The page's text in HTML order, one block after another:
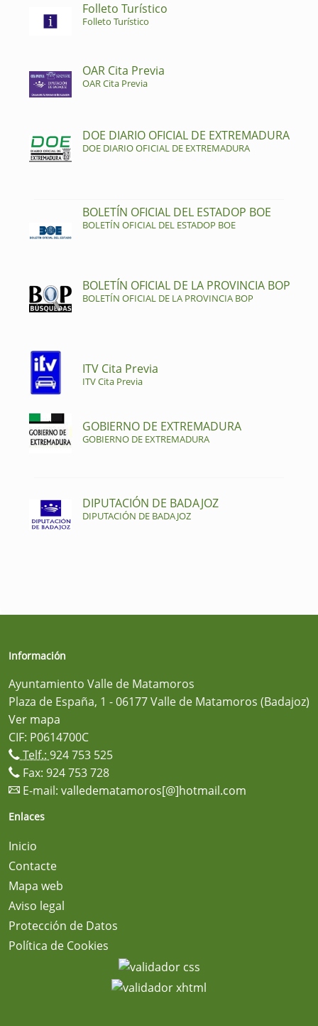
Folleto Turístico
Folleto Turístico
OAR Cita Previa
OAR Cita Previa
DOE DIARIO OFICIAL DE EXTREMADURA
DOE DIARIO OFICIAL DE EXTREMADURA
BOLETÍN OFICIAL DEL ESTADOP BOE
BOLETÍN OFICIAL DEL ESTADOP BOE
BOLETÍN OFICIAL DE LA PROVINCIA BOP
BOLETÍN OFICIAL DE LA PROVINCIA BOP
ITV Cita Previa
ITV Cita Previa
GOBIERNO DE EXTREMADURA
GOBIERNO DE EXTREMADURA
DIPUTACIÓN DE BADAJOZ
DIPUTACIÓN DE BADAJOZ
Información
Ayuntamiento Valle de Matamoros
Plaza de España, 1 - 06177 Valle de Matamoros (Badajoz)
Ver mapa
CIF: P0614700C
Telf.: 924 753 525
Fax: 924 753 728
E-mail: valledematamoros[@]hotmail.com
Enlaces
Inicio
Contacte
Mapa web
Aviso legal
Protección de Datos
Política de Cookies